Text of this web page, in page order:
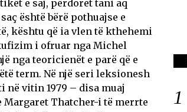
e saj, përdoret tani aq
është bërë pothuajse e
kështu që ia vlen të kthehemi
i ofruar nga Michel
nga teoricienët e parë që e
term. Në një seri leksionesh
në vitin 1979 – disa muaj
Margaret Thatcher-i të merrte